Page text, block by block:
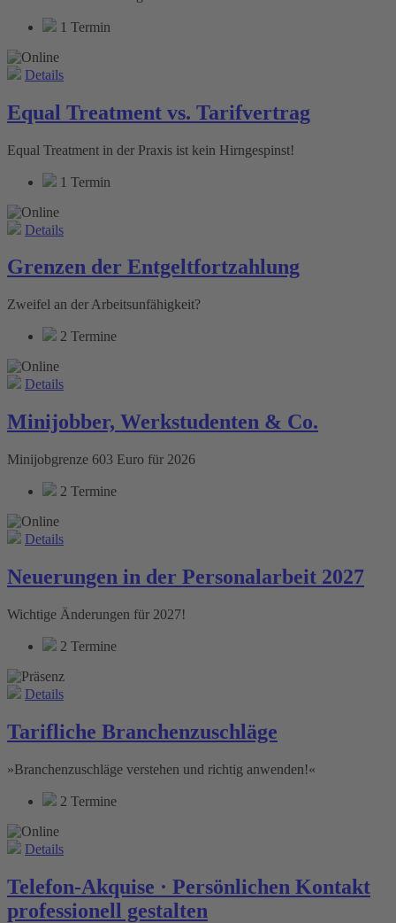
1 Termin
Details
Equal Treatment vs. Tarifvertrag
Equal Treatment in der Praxis ist kein Hirngespinst!
1 Termin
Details
Grenzen der Entgeltfortzahlung
Zweifel an der Arbeitsunfähigkeit?
2 Termine
Details
Minijobber, Werkstudenten & Co.
Minijobgrenze 603 Euro für 2026
2 Termine
Details
Neuerungen in der Personalarbeit 2027
Wichtige Änderungen für 2027!
2 Termine
Details
Tarifliche Branchenzuschläge
»Branchenzuschläge verstehen und richtig anwenden!«
2 Termine
Details
Telefon-Akquise · Persönlichen Kontakt
professionell gestalten